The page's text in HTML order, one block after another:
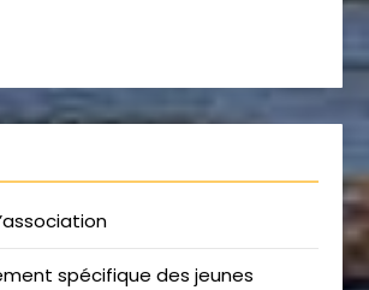
spécifique des jeunes